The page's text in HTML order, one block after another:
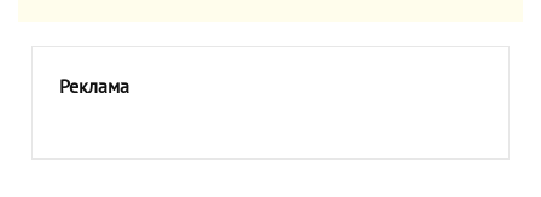
Реклама